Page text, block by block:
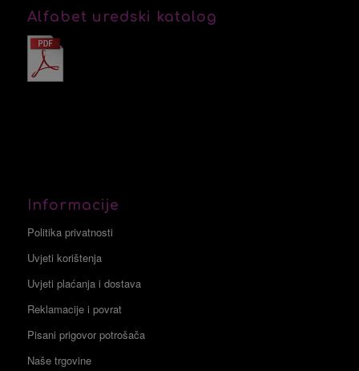
Alfabet uredski katalog
Informacije
Politika privatnosti
Uvjeti korištenja
Uvjeti plaćanja i dostava
Reklamacije i povrat
Pisani prigovor potrošača
Naše trgovine